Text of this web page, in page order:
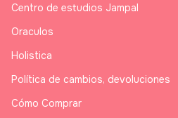
Centro de estudios Jampal
Oraculos
Holistica
Política de cambios, devoluciones
Cómo Comprar